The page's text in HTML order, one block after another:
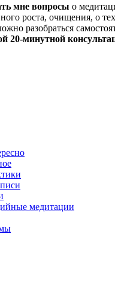
мне вопросы о
роста, очищения, о
разобраться
20-минутной
медитации